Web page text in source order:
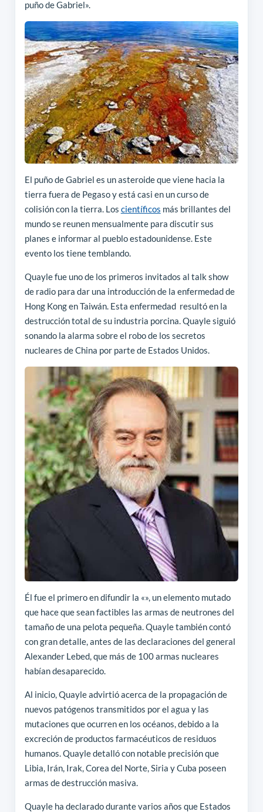
puño de Gabriel».
El puño de Gabriel es un asteroide que viene hacia la
tierra fuera de Pegaso y está casi en un curso de
colisión con la tierra. Los científicos más brillantes del
mundo se reunen mensualmente para discutir sus
planes e informar al pueblo estadounidense. Este
evento los tiene temblando.
Quayle fue uno de los primeros invitados al talk show
de radio para dar una introducción de la enfermedad de
Hong Kong en Taiwán. Esta enfermedad resultó en la
destrucción total de su industria porcina. Quayle siguió
sonando la alarma sobre el robo de los secretos
nucleares de China por parte de Estados Unidos.
Él fue el primero en difundir la «», un elemento mutado
que hace que sean factibles las armas de neutrones del
tamaño de una pelota pequeña. Quayle también contó
con gran detalle, antes de las declaraciones del general
Alexander Lebed, que más de 100 armas nucleares
habían desaparecido.
Al inicio, Quayle advirtió acerca de la propagación de
nuevos patógenos transmitidos por el agua y las
mutaciones que ocurren en los océanos, debido a la
excreción de productos farmacéuticos de residuos
humanos. Quayle detalló con notable precisión que
Libia, Irán, Irak, Corea del Norte, Siria y Cuba poseen
armas de destrucción masiva.
Quayle ha declarado durante varios años que Estados